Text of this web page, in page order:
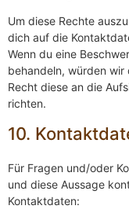
Um diese Rechte
dich auf die
Wenn du eine
behandeln, würden
Recht diese an die
richten.
10.
Für Fragen und/oder
und diese Aussage
Kontaktdaten: